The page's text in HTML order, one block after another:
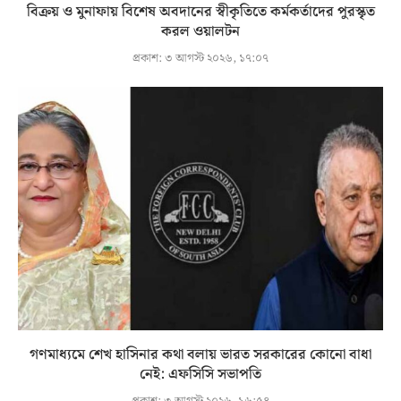
বিক্রয় ও মুনাফায় বিশেষ অবদানের স্বীকৃতিতে কর্মকর্তাদের পুরস্কৃত
করল ওয়ালটন
প্রকাশ:৩ আগস্ট ২০২৬, ১৭:০৭
গণমাধ্যমে শেখ হাসিনার কথা বলায় ভারত সরকারের কোনো বাধা
নেই: এফসিসি সভাপতি